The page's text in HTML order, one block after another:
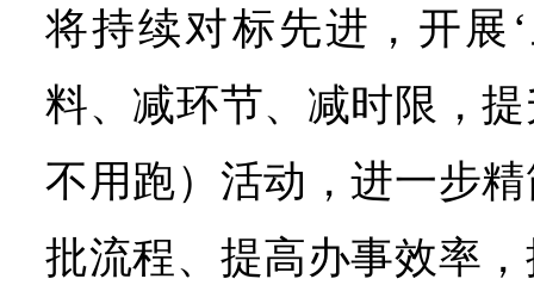
将持续对标先进，开展
料、减环节、减时限，
不用跑）活动，进一步
批流程、提高办事效率